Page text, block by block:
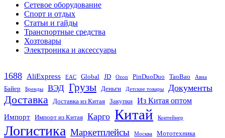
Сетевое оборудование
Спорт и отдых
Статьи и гайды
Транспортные средства
Хозтовары
Электроника и аксессуары
1688 AliExpress EAC Global JD Ozon PinDuoDuo TaoBao Авиа
Байер Бренды ВЭД Грузы Деньги Детские товары Документы
Доставка Доставка из Китая Закупки Из Китая оптом
Импорт Импорт из Китая Карго Китай Контейнер
Логистика Маркетплейсы Москва Мототехника